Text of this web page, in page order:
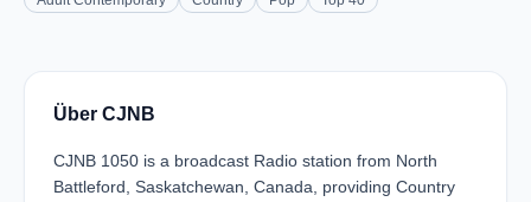
Über CJNB
CJNB 1050 is a broadcast Radio station from North
Battleford, Saskatchewan, Canada, providing Country